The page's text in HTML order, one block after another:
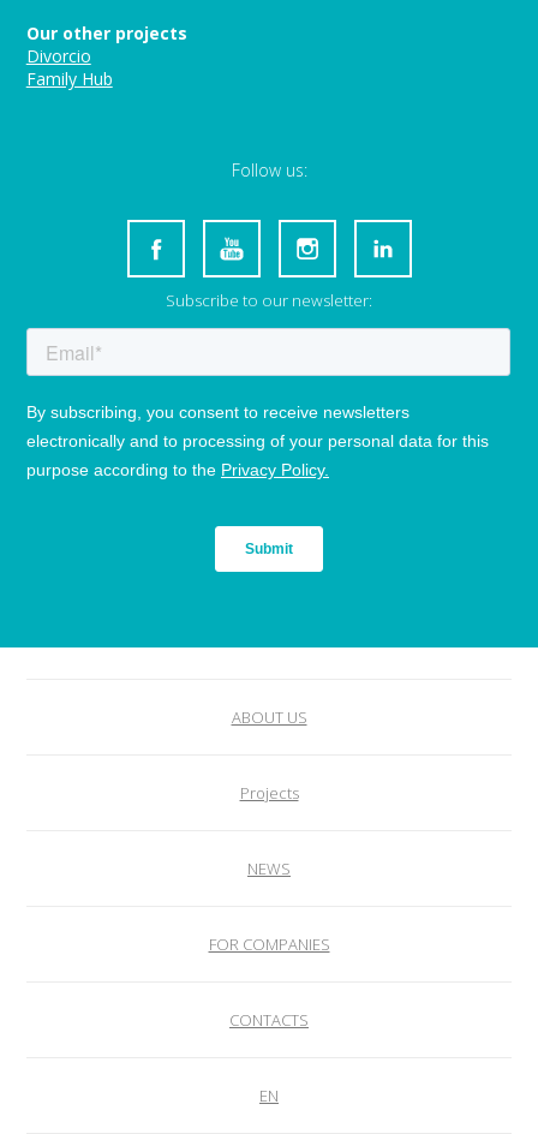
Our other projects
Divorcio
Family Hub
Follow us:
Subscribe to our newsletter:
ABOUT US
Projects
NEWS
FOR COMPANIES
CONTACTS
EN